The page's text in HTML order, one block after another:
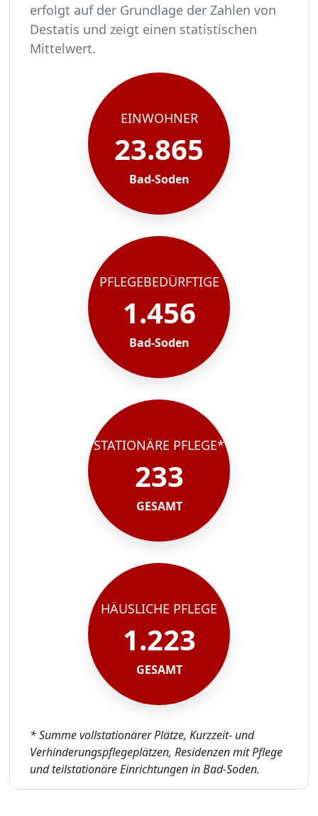
erfolgt auf der Grundlage der Zahlen von
Destatis und zeigt einen statistischen
Mittelwert.
In Bad-Soden leben rund 23865 Menschen.
Von diesen 23865 Einwohnern sind rund 1456
Ca. 233 dieser pflegebedürftigen Menschen
Der Großteil der Pflegebedürftigen in Bad-
EINWOHNER
23.865
Bad-Soden
PFLEGEBEDÜRFTIGE
1.456
Bad-Soden
STATIONÄRE PFLEGE*
233
GESAMT
HÄUSLICHE PFLEGE
1.223
GESAMT
* Summe vollstationärer Plätze, Kurzzeit- und
Verhinderungspflegeplätzen, Residenzen mit Pflege
und teilstationäre Einrichtungen in Bad-Soden.